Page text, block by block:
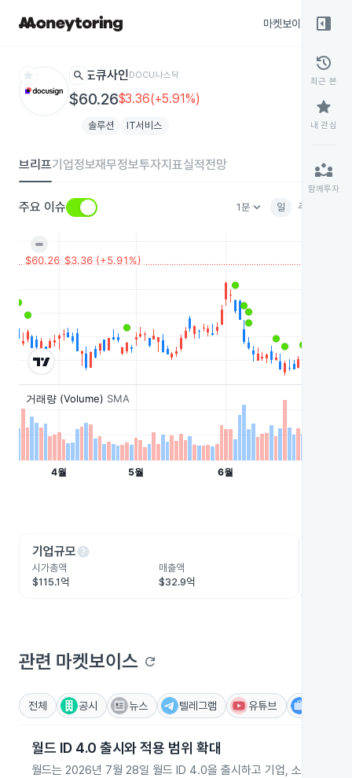
마켓보이스
star search 도큐사인DOCU나스닥
$60.26$3.36(+5.91%)
솔루션 IT서비스
브리프기업정보재무정보투자지표실적전망
주요 이슈 1분keyboard_arrow_down 일 주
기업규모help
시가총액
$115.1억
매출액
$32.9억
관련 마켓보이스 refresh
전체 공시 뉴스 텔레그램 유튜브
월드 ID 4.0 출시와 적용 범위 확대
월드는 2026년 7월 28일 월드 ID 4.0을 출시하고 기업, 소비자 플랫
right_panel_open
history
최근 본
star
내 관심
partner_exchange
함께투자